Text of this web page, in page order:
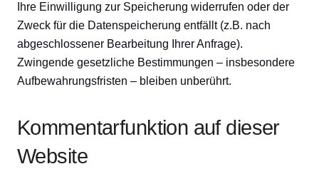
Ihre Einwilligung zur Speicherung widerrufen oder der
Zweck für die Datenspeicherung entfällt (z.B. nach
abgeschlossener Bearbeitung Ihrer Anfrage).
Zwingende gesetzliche Bestimmungen – insbesondere
Aufbewahrungsfristen – bleiben unberührt.
Kommentarfunktion auf dieser
Website